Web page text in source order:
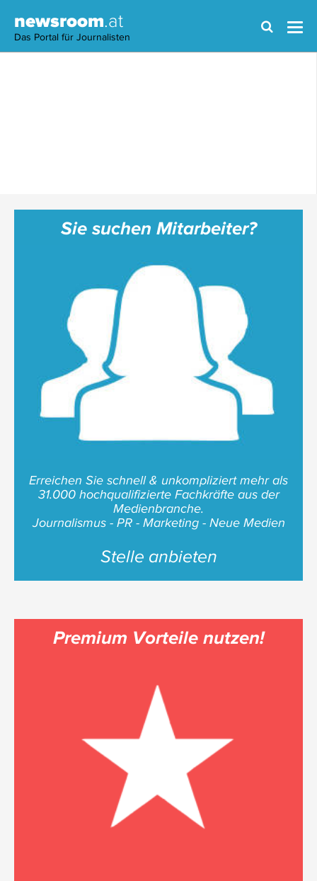
newsroom.at
Das Portal für Journalisten
Sie suchen Mitarbeiter?
Erreichen Sie schnell & unkompliziert mehr als
31.000 hochqualifizierte Fachkräfte aus der
Medienbranche.
Journalismus - PR - Marketing - Neue Medien
Stelle anbieten
Premium Vorteile nutzen!